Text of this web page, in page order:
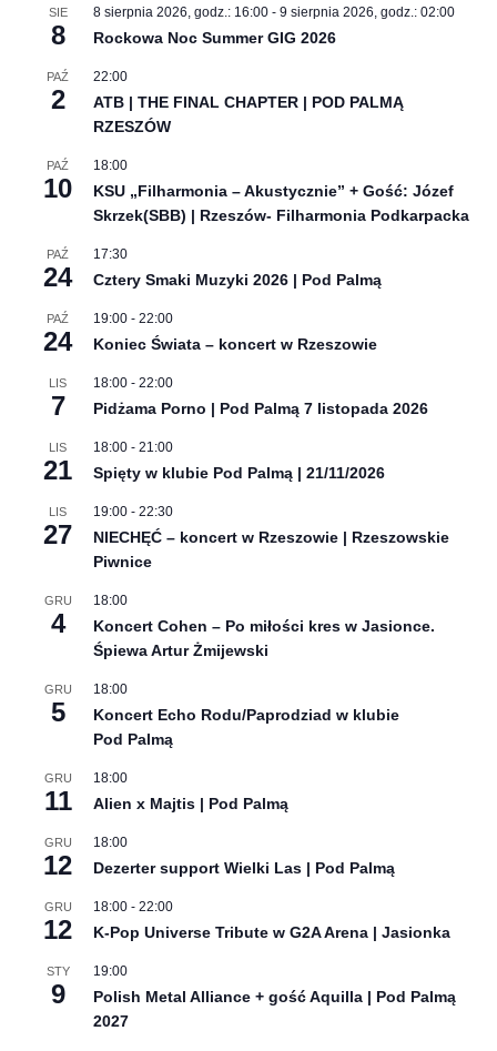
SIE
8
8 sierpnia 2026, godz.: 16:00 - 9 sierpnia 2026, godz.: 02:00
Rockowa Noc Summer GIG 2026
PAŹ
2
22:00
ATB | THE FINAL CHAPTER | POD PALMĄ
RZESZÓW
PAŹ
10
18:00
KSU „Filharmonia – Akustycznie” + Gość: Józef
Skrzek(SBB) | Rzeszów- Filharmonia Podkarpacka
PAŹ
24
17:30
Cztery Smaki Muzyki 2026 | Pod Palmą
PAŹ
24
19:00 - 22:00
Koniec Świata – koncert w Rzeszowie
LIS
7
18:00 - 22:00
Pidżama Porno | Pod Palmą 7 listopada 2026
LIS
21
18:00 - 21:00
Spięty w klubie Pod Palmą | 21/11/2026
LIS
27
19:00 - 22:30
NIECHĘĆ – koncert w Rzeszowie | Rzeszowskie
Piwnice
GRU
4
18:00
Koncert Cohen – Po miłości kres w Jasionce.
Śpiewa Artur Żmijewski
GRU
5
18:00
Koncert Echo Rodu/Paprodziad w klubie
Pod Palmą
GRU
11
18:00
Alien x Majtis | Pod Palmą
GRU
12
18:00
Dezerter support Wielki Las | Pod Palmą
GRU
12
18:00 - 22:00
K-Pop Universe Tribute w G2A Arena | Jasionka
STY
9
19:00
Polish Metal Alliance + gość Aquilla | Pod Palmą
2027